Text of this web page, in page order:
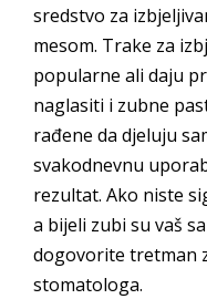
sredstvo za
mesom. Trake za
popularne ali daju
naglasiti i zubne
rađene da djeluju
svakodnevnu
rezultat. Ako niste
a bijeli zubi su vaš
dogovorite tretman
stomatologa.